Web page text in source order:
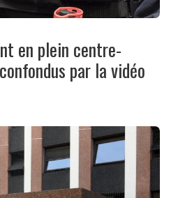
en plein centre-
par la vidéo